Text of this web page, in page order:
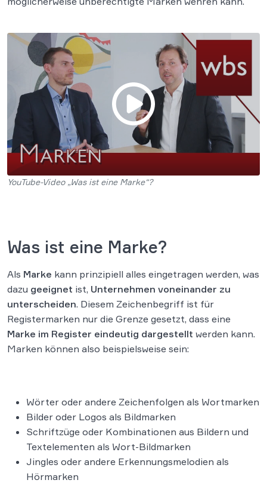
YouTube-Video „Was ist eine Marke“?
Was ist eine Marke?
Als Marke kann prinzipiell alles eingetragen werden, was
dazu geeignet ist, Unternehmen voneinander zu
unterscheiden. Diesem Zeichenbegriff ist für
Registermarken nur die Grenze gesetzt, dass eine
Marke im Register eindeutig dargestellt werden kann.
Marken können also beispielsweise sein:
Wörter oder andere Zeichenfolgen als Wortmarken
Bilder oder Logos als Bildmarken
Schriftzüge oder Kombinationen aus Bildern und
Textelementen als Wort-Bildmarken
Jingles oder andere Erkennungsmelodien als
Hörmarken